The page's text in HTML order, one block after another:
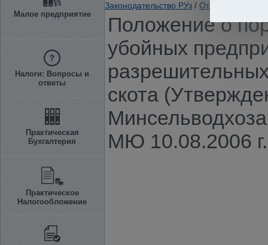
Малое предприятие
Налоги: Вопросы и
ответы
Практическая
Бухгалтерия
Практическое
Налогообложение
Законодательство РУз / Отдельные
Положение о
убойных
скота
МЮ 10.08.2006